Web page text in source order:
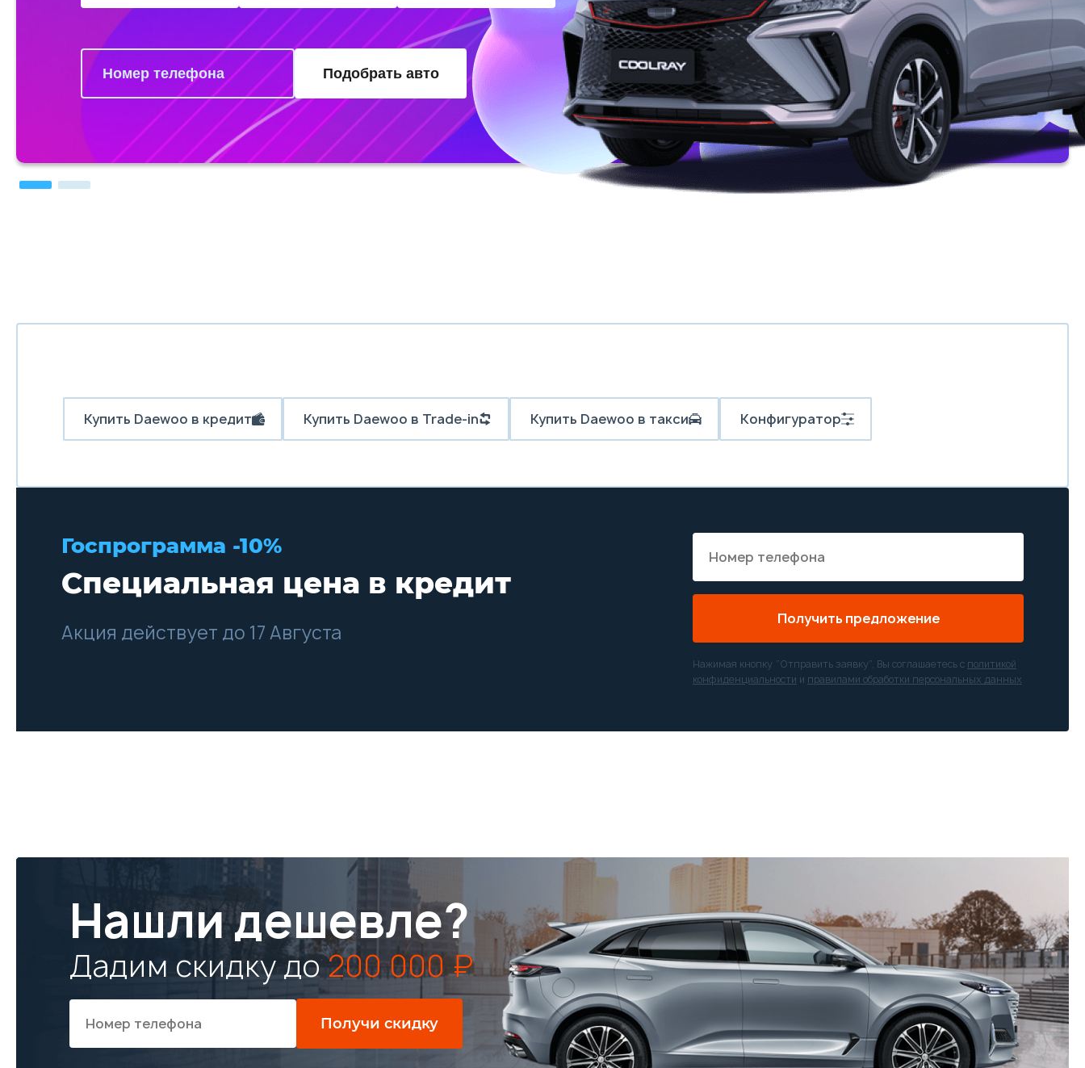
Подобрать авто
Купить Daewoo в кредит Купить Daewoo в Trade-in Купить Daewoo в такси Конфигуратор
Госпрограмма -10%
Специальная цена в кредит
Акция действует до 17 Августа
Получить предложение
Нажимая кнопку “Отправить заявку”, Вы соглашаетесь с политикой
конфиденциальности и правилами обработки персональных данных
Нашли дешевле?
Дадим скидку до200 000 ₽
Получи скидку